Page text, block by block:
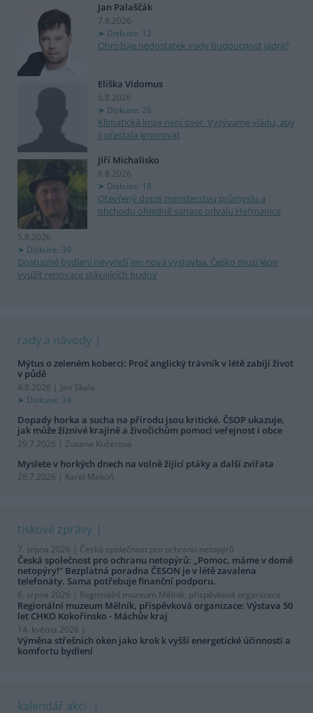
Jan Palaščák
7.8.2026
Diskuse: 12
Ohrožuje nedostatek vody budoucnost jádra?
Eliška Vidomus
6.8.2026
Diskuse: 26
Klimatická krize není over. Vyzýváme vládu, aby
ji přestala ignorovat
Jiří Michalisko
6.8.2026
Diskuse: 18
Otevřený dopis ministerstvu průmyslu a
obchodu ohledně sanace odvalu Heřmanice
5.8.2026
Diskuse: 39
Dostupné bydlení nevyřeší jen nová výstavba. Česko musí lépe
využít renovace stávajících budov
rady a návody
Mýtus o zeleném koberci: Proč anglický trávník v létě zabíjí život
v půdě
4.8.2026 | Jan Skala
Diskuse: 34
Dopady horka a sucha na přírodu jsou kritické. ČSOP ukazuje,
jak může žíznivé krajině a živočichům pomoci veřejnost i obce
29.7.2026 | Zuzana Kučerová
Myslete v horkých dnech na volně žijící ptáky a další zvířata
28.7.2026 | Karel Makoň
tiskové zprávy
7. srpna 2026 | Česká společnost pro ochranu netopýrů
Česká společnost pro ochranu netopýrů: „Pomoc, máme v domě
netopýry!“ Bezplatná poradna ČESON je v létě zavalena
telefonáty. Sama potřebuje finanční podporu.
6. srpna 2026 | Regionální muzeum Mělník, příspěvková organizace
Regionální muzeum Mělník, příspěvková organizace: Výstava 50
let CHKO Kokořínsko - Máchův kraj
14. května 2026 |
Výměna střešních oken jako krok k vyšší energetické účinnosti a
komfortu bydlení
kalendář akcí